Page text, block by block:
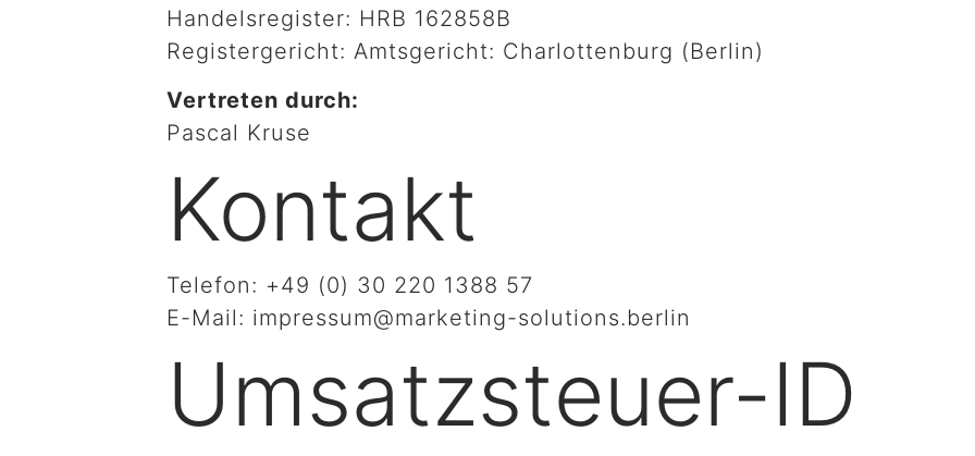
Handelsregister: HRB 162858B
Registergericht: Amtsgericht: Charlottenburg (Berlin)
Vertreten durch:
Pascal Kruse
Kontakt
Telefon: +49 (0) 30 220 1388 57
E-Mail: impressum@marketing-solutions.berlin
Umsatzsteuer-ID